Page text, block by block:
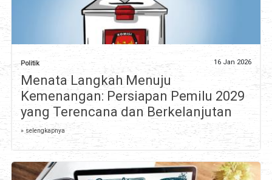
Politik 16 Jan 2026
Menata Langkah Menuju
Kemenangan: Persiapan Pemilu 2029
yang Terencana dan Berkelanjutan
» selengkapnya